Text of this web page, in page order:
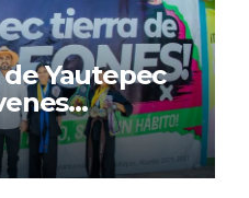
Yautepec
Lima Lama